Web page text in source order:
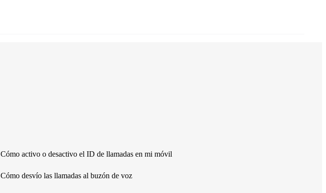
Cómo activo o desactivo el ID de llamadas en mi móvil
Cómo desvío las llamadas al buzón de voz